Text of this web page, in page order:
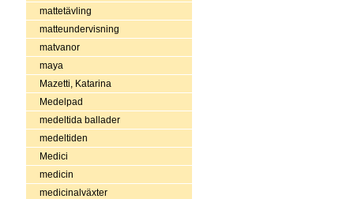
mattetävling
matteundervisning
matvanor
maya
Mazetti, Katarina
Medelpad
medeltida ballader
medeltiden
Medici
medicin
medicinalväxter